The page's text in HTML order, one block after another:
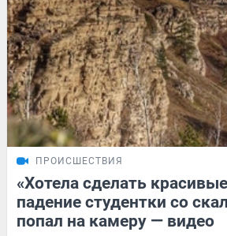
ПРОИСШЕСТВИЯ
«Хотела сделать
падение студентки со
попал на камеру — видео